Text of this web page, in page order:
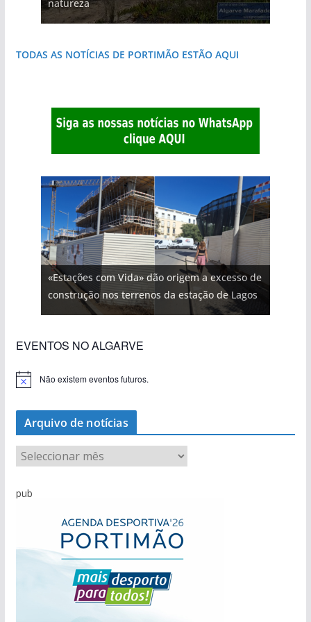
natureza
costa e tanto por descobrir
destruída por um raio
do Algarve
que respira autenticidade
janela para a Ria Formosa
TODAS AS NOTÍCIAS DE PORTIMÃO ESTÃO AQUI
«Estações com Vida» dão origem a excesso de
construção nos terrenos da estação de Lagos
EVENTOS NO ALGARVE
Não existem eventos futuros.
Arquivo de notícias
r
pub